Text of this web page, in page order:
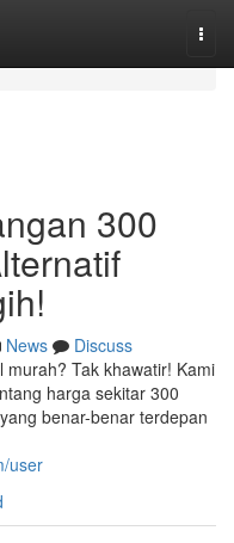
300
News
Discuss
Tak khawatir! Kami
harga sekitar 300
benar-benar terdepan
user